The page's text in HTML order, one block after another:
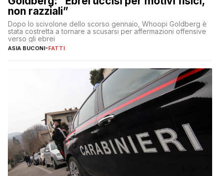
non razziali”
Dopo lo scivolone dello scorso gennaio, Whoopi Goldberg è
stata costretta a tornare a scusarsi per affermazioni offensive
verso gli ebrei
ASIA BUCONI-FATTI